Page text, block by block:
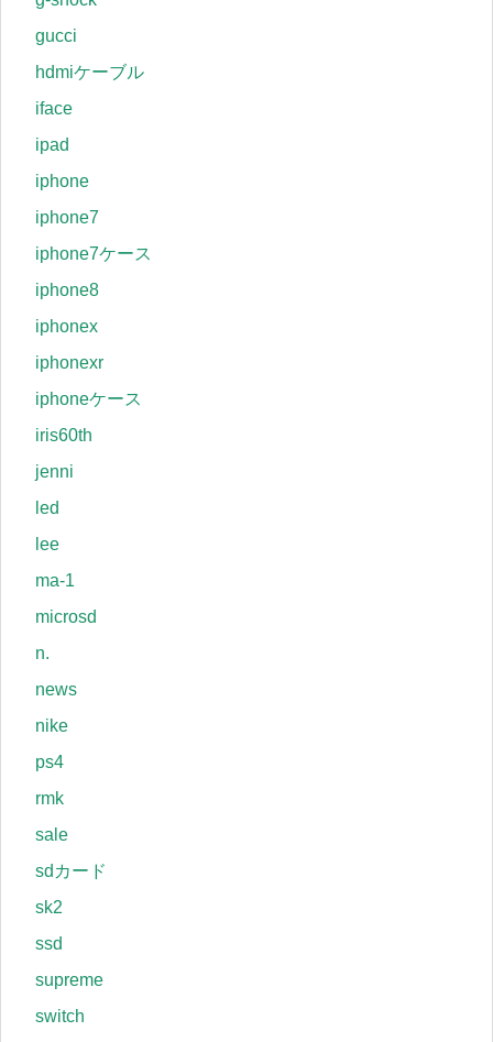
gucci
hdmiケーブル
iface
ipad
iphone
iphone7
iphone7ケース
iphone8
iphonex
iphonexr
iphoneケース
iris60th
jenni
led
lee
ma-1
microsd
n.
news
nike
ps4
rmk
sale
sdカード
sk2
ssd
supreme
switch